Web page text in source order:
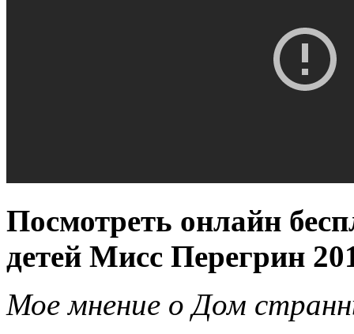
Посмотреть онлайн
детей Мисс Перегрин
Мое мнение о Дом